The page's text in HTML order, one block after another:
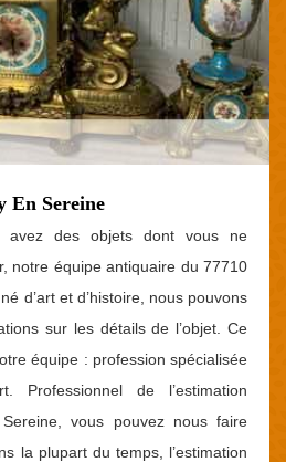
En Sereine
des objets dont vous ne
notre équipe antiquaire du 77710
d’art et d’histoire, nous pouvons
sur les détails de l’objet. Ce
équipe : profession spécialisée
Professionnel de l’estimation
vous pouvez nous faire
la plupart du temps, l’estimation